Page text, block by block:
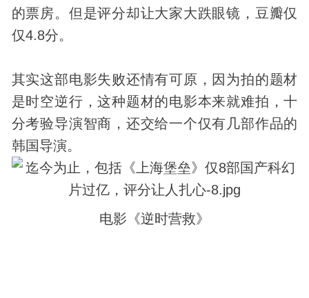
的票房。但是评分却让大家大跌眼镜，豆瓣仅
仅4.8分。
其实这部电影失败还情有可原，因为拍的题材
是时空逆行，这种题材的电影本来就难拍，十
分考验导演智商，还交给一个仅有几部作品的
韩国导演。
电影《逆时营救》